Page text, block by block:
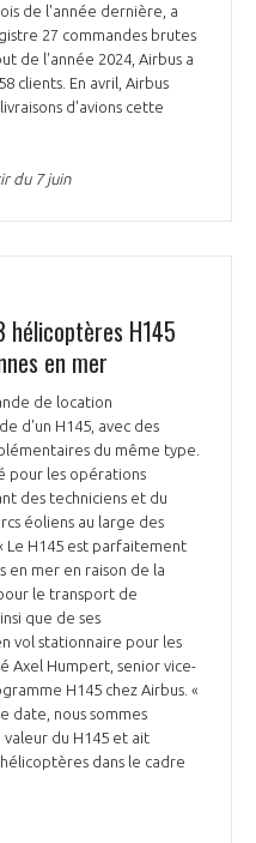
de l'année dernière, a
27 commandes brutes
de l'année 2024, Airbus a
clients. En avril, Airbus
d'avions cette
du 7 juin
hélicoptères H145
en mer
de location
d'un H145, avec des
du même type.
pour les opérations
des techniciens et du
éoliens au large des
Le H145 est parfaitement
en mer en raison de la
le transport de
que de ses
vol stationnaire pour les
Axel Humpert, senior vice-
H145 chez Airbus. «
date, nous sommes
valeur du H145 et ait
dans le cadre